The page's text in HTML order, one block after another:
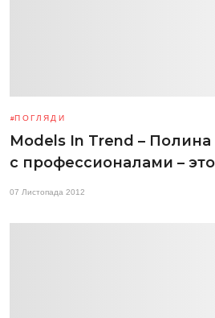
ПОГЛЯДИ
Models In Trend –
с профессионалами –
07 Листопада 2012